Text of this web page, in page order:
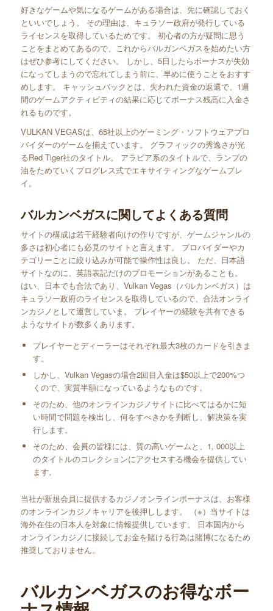
好きなゲームや気になるゲームがある場合は、先に確認しておく
といいでしょう。 その理由は、キュラソー政府が発行している
ライセンスを取得しているためです。 初心者の方が疑問に思う
ことをまとめてあるので、これからバルガンベガスを始めたい方
はぜひ参考にしてください。 しかし、5日したらボーナスが失効
になってしまうので忘れてしまう前に、早めに使うことをおすす
めします。 キャッシュバックとは、失われた資金の返還で、1週
間のゲームアクティビティの結果に応じてボーナス残高に入金さ
れるものです。
VULKAN VEGASは、65社以上のゲーミング・ソフトウェアプロ
バイダーのゲームを揃えています。 グラフィックの秀逸さが光
るRed Tiger社のタイトル。 アラビア系のタイトルで、ランプの
油をためていくプログレス式でエキサイティングなゲームプレ
イ。
バルカンベガスに関してよくある質問
サイトの構成は若干経験者向けの作りですが、ゲームジャンルの
多さは初心者にも必見のサイトと言えます。 プロバイダーやカ
テゴリーごとに絞り込みが可能で操作性は良し。 ただ、日本語
サイトなのに、英語表記だけのプロモーションがあることも。
はい、日本でも合法であり、Vulkan Vegas（バルカンベガス）は
キュラソー政府のライセンスを取得しているので、合法オンライ
ンカジノとして運営していま。 プレイヤーの経験を共有できる
ようなサイトが数多くあります。
プレイヤーとディーラーはそれぞれ最大3枚のカードを引きま
す。
しかし、Vulkan Vegasの場合2回目入金は$50以上で200%つ
くので、実質半額になっているようなものです。
そのため、他のオンラインカジノサイトに比べてはるかに短
い時間で問題を検出し、何をすべきかを判断し、解決策を実
行します。
そのため、会員の皆様には、質の高いゲームと、1, 000以上
のタイトルのコレクションにアクセスする機会を提供してい
ます。
当社が新規会員に提供するカジノオンラインボーナスは、お客様
のオンラインカジノキャリアを後押しします。 （※）当サイトは
海外在住の日本人を対象に情報提供しています。 日本国内から
オンラインカジノに接続してお金を賭ける行為は賭博になるため
推奨しておりません。
バルカンベガスのお得なボー